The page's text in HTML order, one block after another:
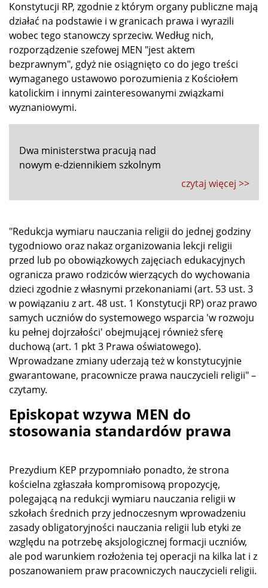
Konstytucji RP, zgodnie z którym organy publiczne mają
działać na podstawie i w granicach prawa i wyrazili
wobec tego stanowczy sprzeciw. Według nich,
rozporządzenie szefowej MEN "jest aktem
bezprawnym", gdyż nie osiągnięto co do jego treści
wymaganego ustawowo porozumienia z Kościołem
katolickim i innymi zainteresowanymi związkami
wyznaniowymi.
Dwa ministerstwa pracują nad
nowym e-dziennikiem szkolnym
czytaj więcej >>
"Redukcja wymiaru nauczania religii do jednej godziny
tygodniowo oraz nakaz organizowania lekcji religii
przed lub po obowiązkowych zajęciach edukacyjnych
ogranicza prawo rodziców wierzących do wychowania
dzieci zgodnie z własnymi przekonaniami (art. 53 ust. 3
w powiązaniu z art. 48 ust. 1 Konstytucji RP) oraz prawo
samych uczniów do systemowego wsparcia 'w rozwoju
ku pełnej dojrzałości' obejmującej również sferę
duchową (art. 1 pkt 3 Prawa oświatowego).
Wprowadzane zmiany uderzają też w konstytucyjnie
gwarantowane, pracownicze prawa nauczycieli religii" –
czytamy.
Episkopat wzywa MEN do
stosowania standardów prawa
Prezydium KEP przypomniało ponadto, że strona
kościelna zgłaszała kompromisową propozycję,
polegającą na redukcji wymiaru nauczania religii w
szkołach średnich przy jednoczesnym wprowadzeniu
zasady obligatoryjności nauczania religii lub etyki ze
względu na potrzebę aksjologicznej formacji uczniów,
ale pod warunkiem rozłożenia tej operacji na kilka lat i z
poszanowaniem praw pracowniczych nauczycieli religii.